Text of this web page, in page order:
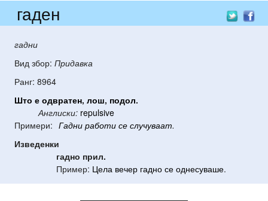
гаден
гадни
Вид збор: Придавка
Ранг: 8964
Што е одвратен, лош, подол.
Англиски: repulsive
Примери: Гадни работи се случуваат.
Изведенки
гадно прил.
Пример: Цела вечер гадно се однесуваше.